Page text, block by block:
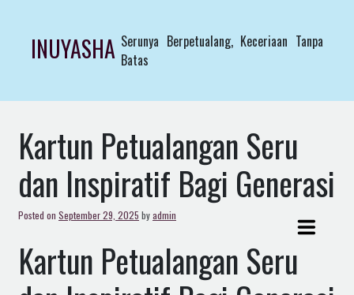
INUYASHA Serunya Berpetualang, Keceriaan Tanpa
Batas
Kartun Petualangan Seru
dan Inspiratif Bagi Generasi
Posted on September 29, 2025 byadmin
Kartun Petualangan Seru